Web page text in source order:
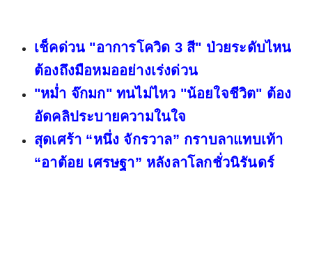
เช็คด่วน "อาการโควิด 3 สี" ป่วยระดับไหน
ต้องถึงมือหมออย่างเร่งด่วน
"หม่ำ จ๊กมก" ทนไม่ไหว "น้อยใจชีวิต" ต้อง
อัดคลิประบายความในใจ
สุดเศร้า “หนึ่ง จักรวาล” กราบลาแทบเท้า
“อาต้อย เศรษฐา” หลังลาโลกชั่วนิรันดร์